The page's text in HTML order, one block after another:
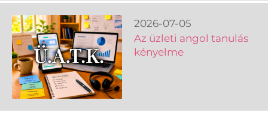
2026-07-05
Az üzleti angol tanulás
kényelme